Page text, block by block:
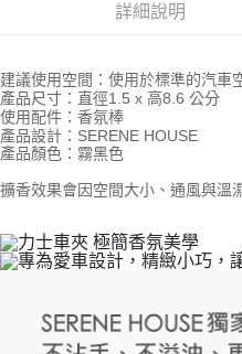
用戶於交易時，得透過本服務購買
資料（包含姓名、電話或地址）提
由本公司與您本人進行分期帳單所需
3.完整用戶服務條款，請詳閱以下連
※ 請注意：結帳手續完成當下不需
是否繳費成功／繳費後需取消欲退款
客戶支援中心」https://
【注意事項】
易，需依本服務之必要範圍內提供
https://aftee.tw/terms/#terms3
３．未成年的使用者請事先徵得法定
４．使用「AFTEE先享後付」時，
時審查核予不同之上限額度；若仍
京站台北店客服中心(1F星巴克
請自備購物袋，若需購買紙袋可
免運費
詳細說明
建議使用空間：使用於標準的汽車
產品尺寸：直徑1.5 x 高8.6 公分
使用配件：香氛棒
產品設計：SERENE HOUSE
產品顏色：霧黑色
擴香效果會因空間大小、通風與溫